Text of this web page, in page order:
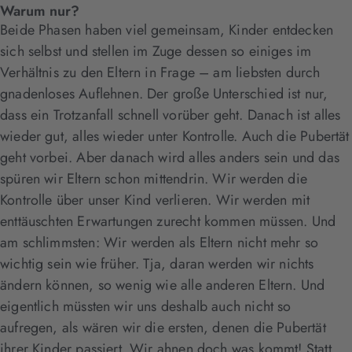
Warum nur?
Beide Phasen haben viel gemeinsam, Kinder entdecken
sich selbst und stellen im Zuge dessen so einiges im
Verhältnis zu den Eltern in Frage – am liebsten durch
gnadenloses Auflehnen. Der große Unterschied ist nur,
dass ein Trotzanfall schnell vorüber geht. Danach ist alles
wieder gut, alles wieder unter Kontrolle. Auch die Pubertät
geht vorbei. Aber danach wird alles anders sein und das
spüren wir Eltern schon mittendrin. Wir werden die
Kontrolle über unser Kind verlieren. Wir werden mit
enttäuschten Erwartungen zurecht kommen müssen. Und
am schlimmsten: Wir werden als Eltern nicht mehr so
wichtig sein wie früher. Tja, daran werden wir nichts
ändern können, so wenig wie alle anderen Eltern. Und
eigentlich müssten wir uns deshalb auch nicht so
aufregen, als wären wir die ersten, denen die Pubertät